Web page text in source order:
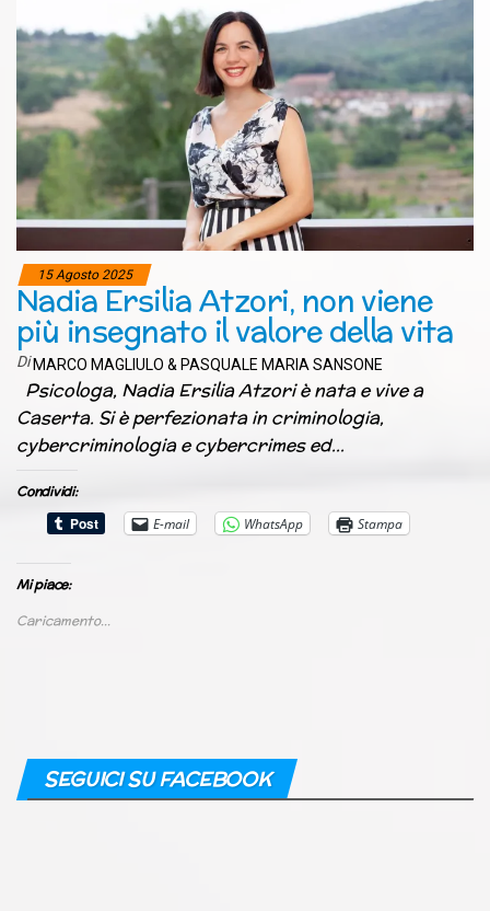
15 Agosto 2025
Nadia Ersilia Atzori, non viene
più insegnato il valore della vita
Di MARCO MAGLIULO & PASQUALE MARIA SANSONE
Psicologa, Nadia Ersilia Atzori è nata e vive a
Caserta. Si è perfezionata in criminologia,
cybercriminologia e cybercrimes ed…
Condividi:
E-mail
WhatsApp Stampa
Mi piace:
Caricamento...
SEGUICI SU FACEBOOK